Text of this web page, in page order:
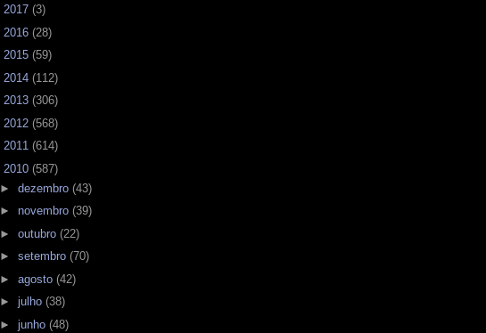
2017 (3)
2016 (28)
2015 (59)
2014 (112)
2013 (306)
2012 (568)
2011 (614)
2010 (587)
► dezembro (43)
► novembro (39)
► outubro (22)
► setembro (70)
► agosto (42)
► julho (38)
► junho (48)